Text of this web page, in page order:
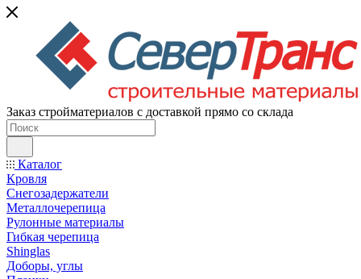
Заказ стройматериалов с доставкой прямо со склада
Каталог
Кровля
Снегозадержатели
Металлочерепица
Рулонные материалы
Гибкая черепица
Shinglas
Доборы, углы